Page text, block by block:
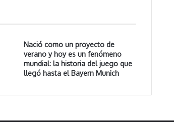
Nació como un proyecto de
verano y hoy es un fenómeno
mundial: la historia del juego que
llegó hasta el Bayern Munich